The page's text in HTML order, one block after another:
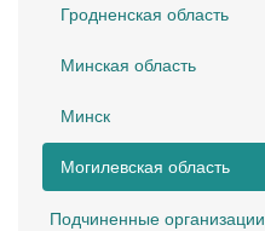
Гродненская область
Минская область
Минск
Могилевская область
Подчиненные организации